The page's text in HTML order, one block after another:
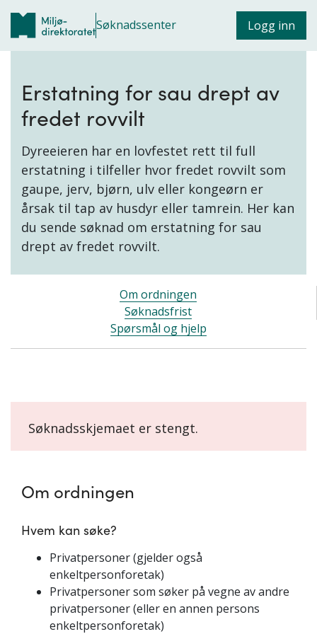
Søknadssenter Logg inn
Erstatning for sau drept av
fredet rovvilt
Dyreeieren har en lovfestet rett til full
erstatning i tilfeller hvor fredet rovvilt som
gaupe, jerv, bjørn, ulv eller kongeørn er
årsak til tap av husdyr eller tamrein. Her kan
du sende søknad om erstatning for sau
drept av fredet rovvilt.
Om ordningen
Søknadsfrist
Spørsmål og hjelp
Søknadsskjemaet er stengt.
Om ordningen
Hvem kan søke?
Privatpersoner (gjelder også
enkeltpersonforetak)
Privatpersoner som søker på vegne av andre
privatpersoner (eller en annen persons
enkeltpersonforetak)